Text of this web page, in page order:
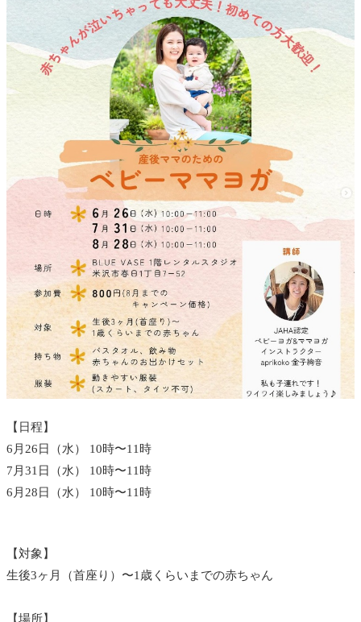
【日程】
6月26日（水） 10時〜11時
7月31日（水） 10時〜11時
6月28日（水） 10時〜11時
⁡【対象】
生後3ヶ月（首座り）〜1歳くらいまでの赤ちゃん
⁡【場所】